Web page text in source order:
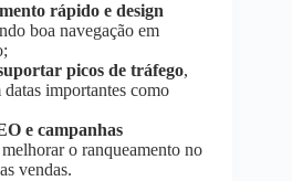
rápido e design
boa navegação em
picos de tráfego,
importantes como
e campanhas
o ranqueamento no
vendas.